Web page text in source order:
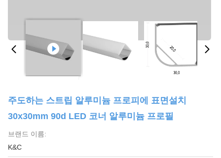
주도하는 스트립 알루미늄 프로피에 표면설치
30x30mm 90d LED 코너 알루미늄 프로필
브랜드 이름:
K&C